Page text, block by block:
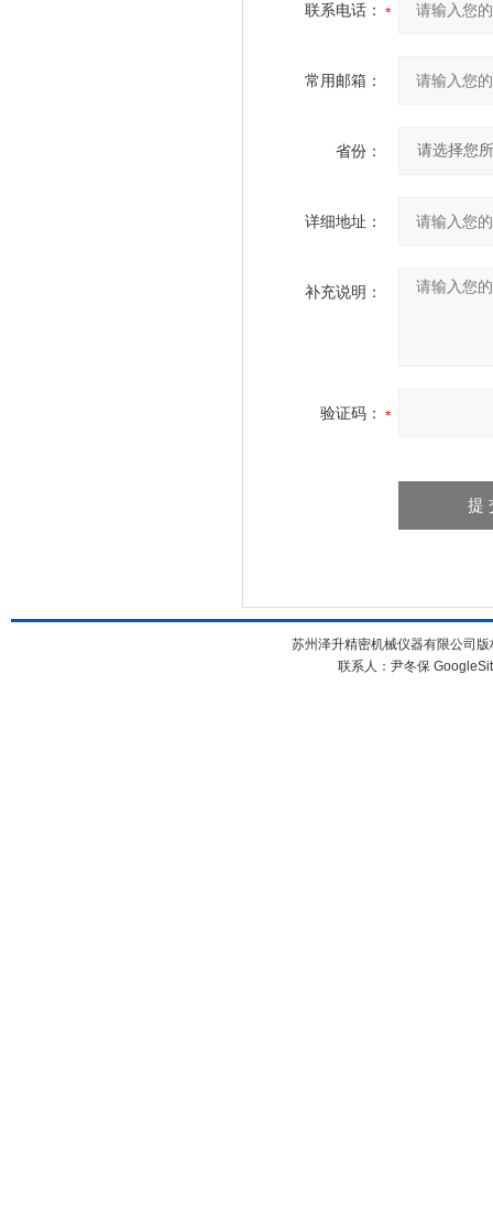
联系电话：
常用邮箱：
省份：
详细地址：
补充说明：
验证码：
苏州泽升精密机械仪器有限公司
联系人：尹冬保